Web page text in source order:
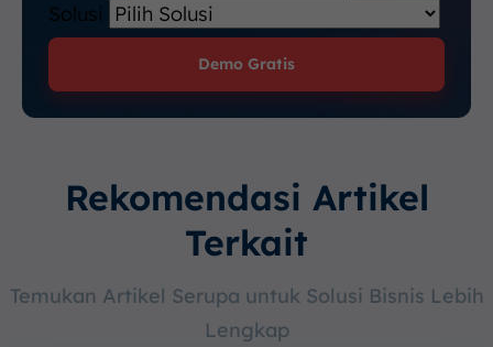
Solusi
Demo Gratis
Rekomendasi Artikel
Terkait
Temukan Artikel Serupa untuk Solusi Bisnis Lebih
Lengkap